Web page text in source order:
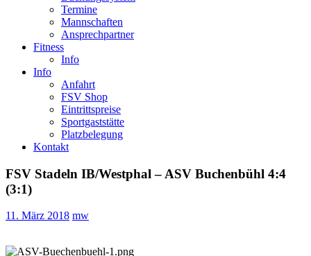
Termine
Mannschaften
Ansprechpartner
Fitness
Info
Info
Anfahrt
FSV Shop
Eintrittspreise
Sportgaststätte
Platzbelegung
Kontakt
FSV Stadeln IB/Westphal – ASV Buchenbühl 4:4
(3:1)
11. März 2018 mw